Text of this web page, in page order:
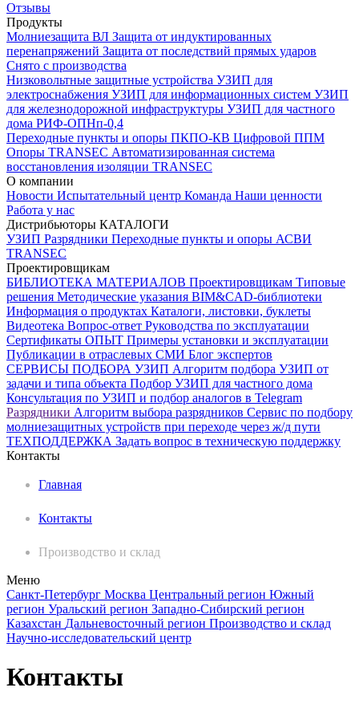
Отзывы
Продукты
Молниезащита ВЛ Защита от индуктированных
перенапряжений Защита от последствий прямых ударов
Снято с производства
Низковольтные защитные устройства УЗИП для
электроснабжения УЗИП для информационных систем УЗИП
для железнодорожной инфраструктуры УЗИП для частного
дома РИФ-ОПНп-0,4
Переходные пункты и опоры ПКПО-КВ Цифровой ППМ
Опоры TRANSEC Автоматизированная система
восстановления изоляции TRANSEC
О компании
Новости Испытательный центр Команда Наши ценности
Работа у нас
Дистрибьюторы КАТАЛОГИ
УЗИП Разрядники Переходные пункты и опоры АСВИ
TRANSEC
Проектировщикам
БИБЛИОТЕКА МАТЕРИАЛОВ Проектировщикам Типовые
решения Методические указания BIM&CAD-библиотеки
Информация о продуктах Каталоги, листовки, буклеты
Видеотека Вопрос-ответ Руководства по эксплуатации
Сертификаты ОПЫТ Примеры установки и эксплуатации
Публикации в отраслевых СМИ Блог экспертов
СЕРВИСЫ ПОДБОРА УЗИП Алгоритм подбора УЗИП от
задачи и типа объекта Подбор УЗИП для частного дома
Консультация по УЗИП и подбор аналогов в Telegram
Разрядники Алгоритм выбора разрядников Сервис по подбору
молниезащитных устройств при переходе через ж/д пути
ТЕХПОДДЕРЖКА Задать вопрос в техническую поддержку
Контакты
Главная
Контакты
Производство и склад
Меню
Санкт-Петербург Москва Центральный регион Южный
регион Уральский регион Западно-Сибирский регион
Казахстан Дальневосточный регион Производство и склад
Научно-исследовательский центр
Контакты